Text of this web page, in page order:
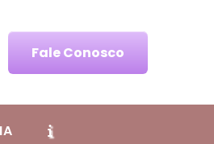
Fale Conosco